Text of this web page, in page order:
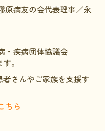
原病友の会代表理事／永
・疾病団体協議会
。
さんやご家族を支援す
ちら